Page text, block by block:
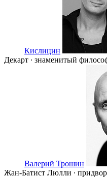
Кислицин
Декарт ∙ знаменитый
Валерий Трошин
Жан-Батист Люлли ∙